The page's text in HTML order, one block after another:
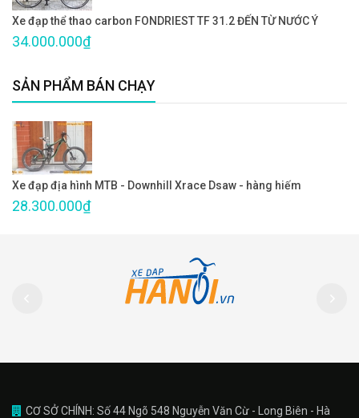
Xe đạp thể thao carbon FONDRIEST TF 31.2 ĐẾN TỪ NƯỚC Ý
34.000.000₫
SẢN PHẨM BÁN CHẠY
Xe đạp địa hình MTB - Downhill Xrace Dsaw - hàng hiếm
28.300.000₫
CƠ SỞ CHÍNH: Số 44 Ngõ 548 Nguyễn Văn Cừ - Long Biên - Hà